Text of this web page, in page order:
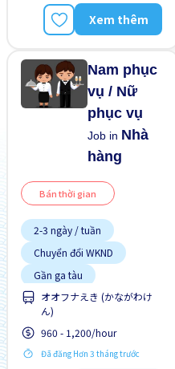
Xem thêm
Nam phục
vụ / Nữ
phục vụ
Job in Nhà
hàng
Bán thời gian
2-3 ngày / tuần
Chuyển đổi WKND
Gần ga tàu
Giao dịch đã thanh toán
Vài giờ làm việc
オオフナえき (かながわけ
ん)
960 - 1,200/hour
Đã đăng Hơn 3 tháng trước